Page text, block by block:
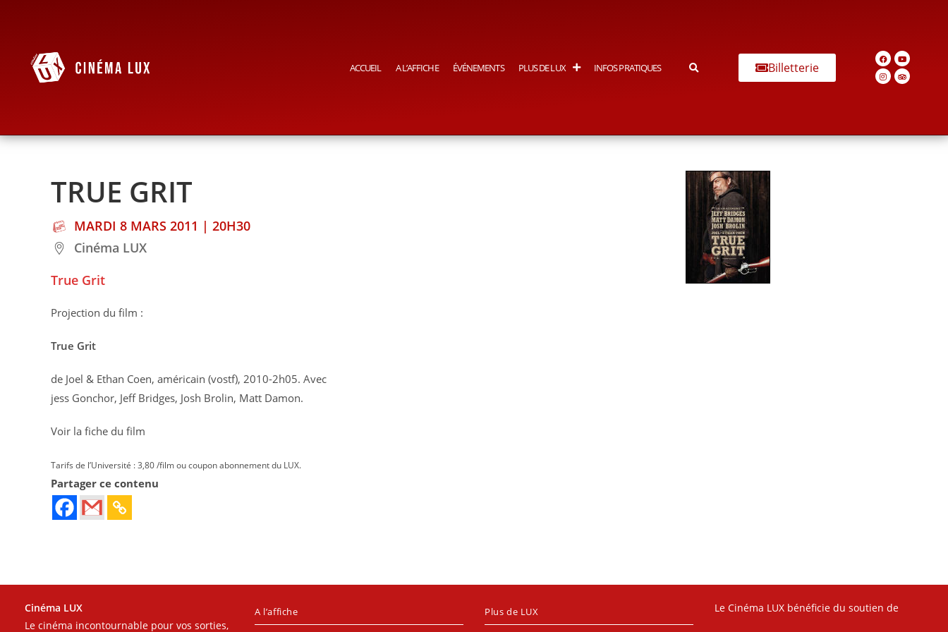
ACCUEIL A L’AFFICHE ÉVÉNEMENTS PLUS DE LUX INFOS PRATIQUES Billetterie
TRUE GRIT
MARDI 8 MARS 2011 | 20H30
Cinéma LUX
True Grit
Projection du film :
True Grit
de Joel & Ethan Coen, américain (vostf), 2010-2h05. Avec
jess Gonchor, Jeff Bridges, Josh Brolin, Matt Damon.
Voir la fiche du film
Tarifs de l’Université : 3,80 /film ou coupon abonnement du LUX.
Partager ce contenu
Cinéma LUX
Le cinéma incontournable pour vos sorties,
A l’affiche Plus de LUX Le Cinéma LUX bénéficie du soutien de